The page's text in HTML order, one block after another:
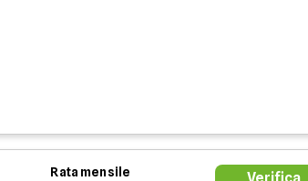
Rata mensile